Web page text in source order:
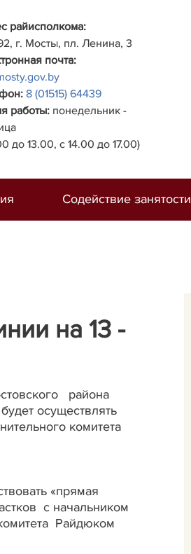
райисполкома:
г. Мосты, пл. Ленина, 3
почта:
8 (01515) 64439
работы: понедельник -
до 13.00, с 14.00 до 17.00)
Содействие занятости
на 13 -
района
осуществлять
комитета
«прямая
с начальником
Райдюком